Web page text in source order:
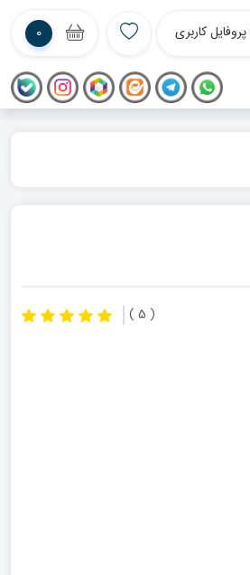
پروفایل کاربری 0
( 5 )